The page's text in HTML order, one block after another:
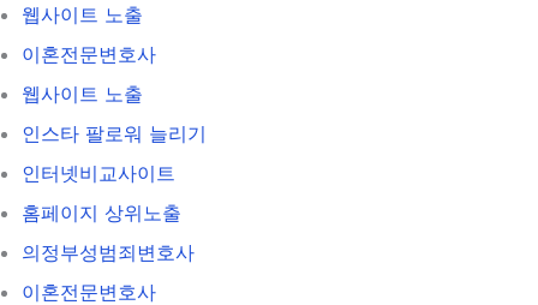
웹사이트 노출
이혼전문변호사
웹사이트 노출
인스타 팔로워 늘리기
인터넷비교사이트
홈페이지 상위노출
의정부성범죄변호사
이혼전문변호사